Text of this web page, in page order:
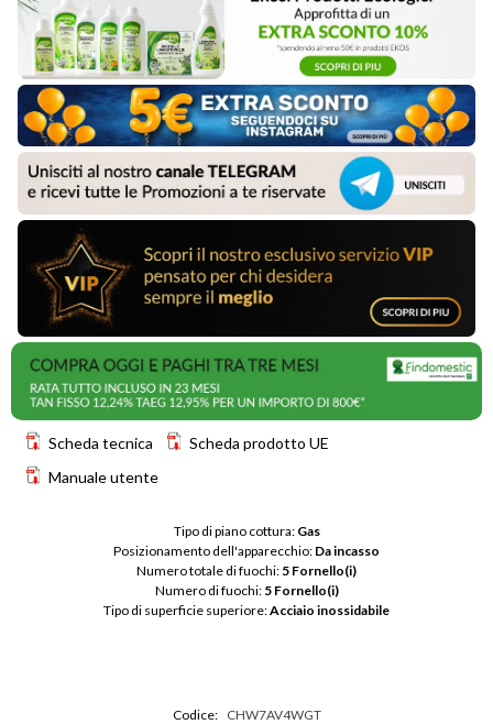
Scheda tecnica
Scheda prodotto UE
Manuale utente
Tipo di piano cottura: Gas
Posizionamento dell'apparecchio: Da incasso
Numero totale di fuochi: 5 Fornello(i)
Numero di fuochi: 5 Fornello(i)
Tipo di superficie superiore: Acciaio inossidabile
Codice: CHW7AV4WGT